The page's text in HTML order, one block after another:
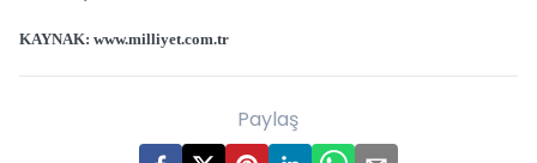
KAYNAK: www.milliyet.com.tr
Paylaş